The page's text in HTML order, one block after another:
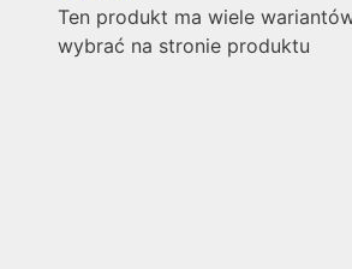
Ten produkt ma wiele
wybrać na stronie produktu